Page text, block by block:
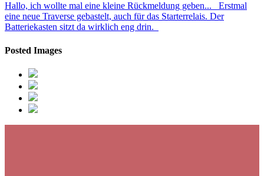
Hallo, ich wollte mal eine kleine Rückmeldung geben... Erstmal
eine neue Traverse gebastelt, auch für das Starterrelais. Der
Batteriekasten sitzt da wirklich eng drin.
Posted Images